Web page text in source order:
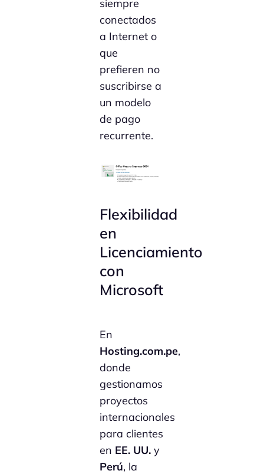
siempre
conectados
a Internet o
que
prefieren no
suscribirse a
un modelo
de pago
recurrente.
Flexibilidad
en
Licenciamiento
con
Microsoft
En
Hosting.com.pe,
donde
gestionamos
proyectos
internacionales
para clientes
en EE. UU. y
Perú, la